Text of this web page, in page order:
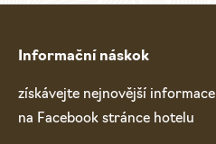
Informační náskok
získávejte nejnovější informace
na Facebook stránce hotelu